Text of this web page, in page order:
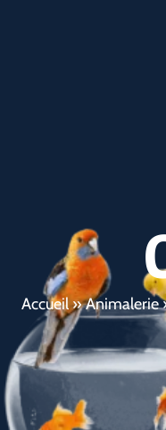
Accueil»Animalerie